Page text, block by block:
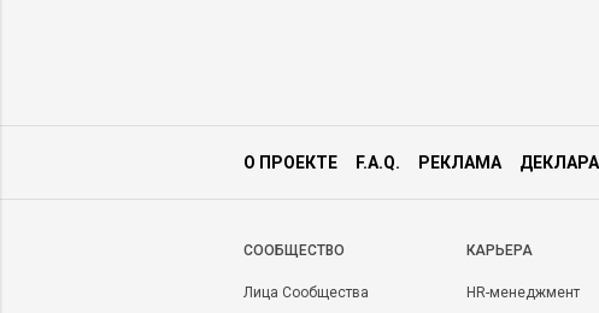
О ПРОЕКТЕ F.A.Q. РЕКЛАМА
CООБЩЕСТВО
Лица Сообщества
КАРЬЕРА
HR-менеджмент